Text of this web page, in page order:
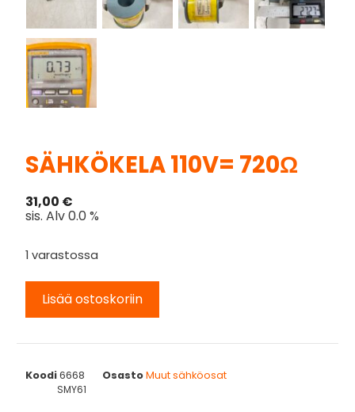
SÄHKÖKELA 110V= 720Ω
31,00 €
sis. Alv 0.0 %
1 varastossa
Lisää ostoskoriin
Koodi6668 OsastoMuut sähköosat
SMY61